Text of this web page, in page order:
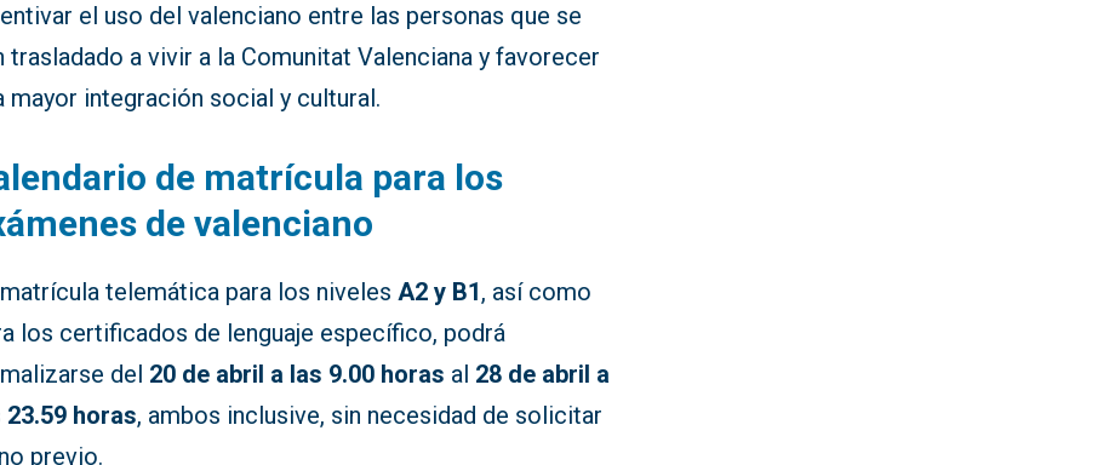
el uso del valenciano entre las personas que se
trasladado a vivir a la Comunitat Valenciana y favorecer
mayor integración social y cultural.
de matrícula para los
de valenciano
telemática para los nivelesA2 y B1, así como
los certificados de lenguaje específico, podrá
del 20 de abril a las 9.00 horas al 28 de abril a
23.59 horas, ambos inclusive, sin necesidad de solicitar
previo.